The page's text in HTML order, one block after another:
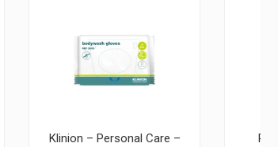
Klinion – Personal Care –